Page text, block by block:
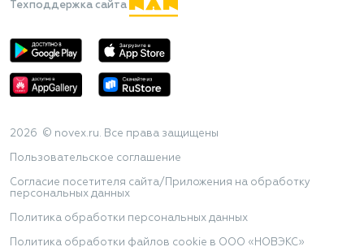
Техподдержка сайта
2026 © novex.ru. Все права защищены
Пользовательское соглашение
Согласие посетителя сайта/Приложения на обработку
персональных данных
Политика обработки персональных данных
Политика обработки файлов cookie в ООО «НОВЭКС»